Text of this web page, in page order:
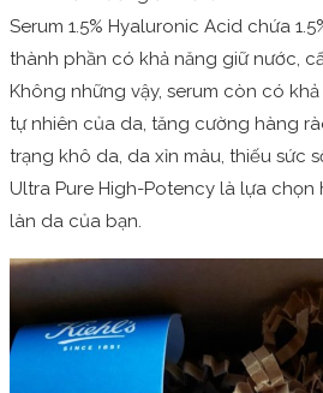
Serum 1.5% Hyaluronic Acid chứa
thành phần có khả năng giữ nước,
Không những vậy, serum còn có
tự nhiên của da, tăng cường hàng
trạng khô da, da xỉn màu, thiếu sức
Ultra Pure High-Potency là lựa chọn
làn da của bạn.